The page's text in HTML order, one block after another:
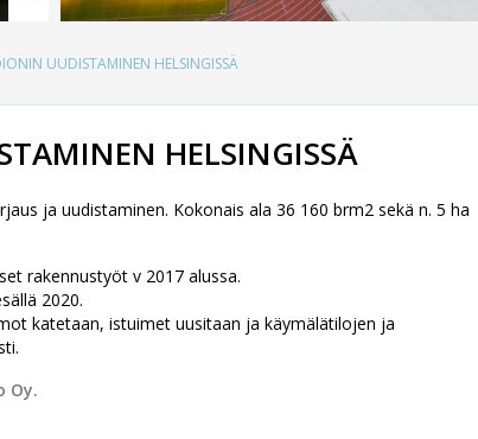
UUDISTAMINEN HELSINGISSÄ
HELSINGISSÄ
ja uudistaminen. Kokonais ala 36 160 brm2 sekä n. 5 ha
rakennustyöt v 2017 alussa.
2020.
katetaan, istuimet uusitaan ja käymälätilojen ja
Oy.